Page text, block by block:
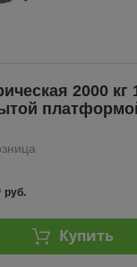
2000 кг
руб.
Купить